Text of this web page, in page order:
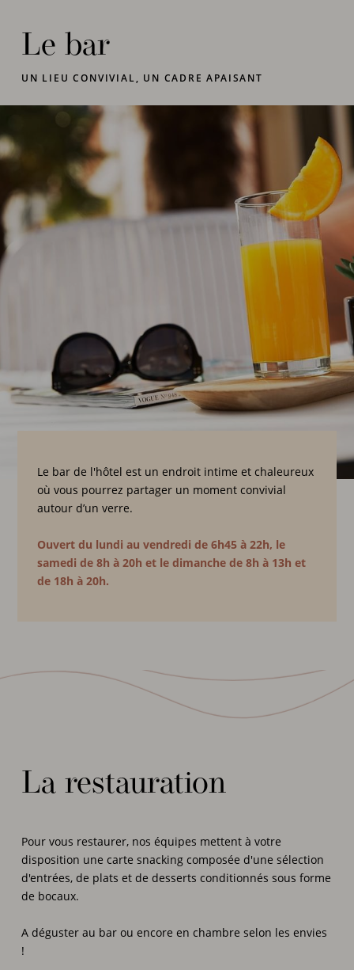
Le bar
UN LIEU CONVIVIAL, UN CADRE APAISANT
Le bar de l'hôtel est un endroit intime et chaleureux
où vous pourrez partager un moment convivial
autour d’un verre.
Ouvert du lundi au vendredi de 6h45 à 22h, le
samedi de 8h à 20h et le dimanche de 8h à 13h et
de 18h à 20h.
La restauration
Pour vous restaurer, nos équipes mettent à votre
disposition une carte snacking composée d'une sélection
d'entrées, de plats et de desserts conditionnés sous forme
de bocaux.
A déguster au bar ou encore en chambre selon les envies
!